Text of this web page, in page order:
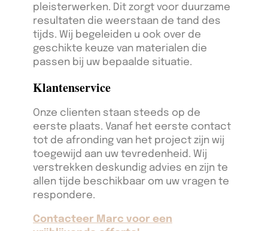
pleisterwerken. Dit zorgt voor duurzame
resultaten die weerstaan de tand des
tijds. Wij begeleiden u ook over de
geschikte keuze van materialen die
passen bij uw bepaalde situatie.
Klantenservice
Onze clienten staan steeds op de
eerste plaats. Vanaf het eerste contact
tot de afronding van het project zijn wij
toegewijd aan uw tevredenheid. Wij
verstrekken deskundig advies en zijn te
allen tijde beschikbaar om uw vragen te
respondere.
Contacteer Marc voor een